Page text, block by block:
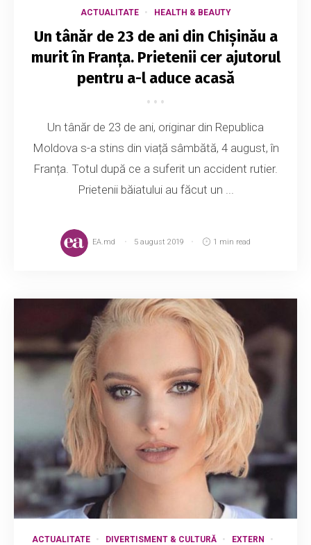
ACTUALITATE HEALTH & BEAUTY
Un tânăr de 23 de ani din Chișinău a
murit în Franța. Prietenii cer ajutorul
pentru a-l aduce acasă
Un tânăr de 23 de ani, originar din Republica
Moldova s-a stins din viață sâmbătă, 4 august, în
Franța. Totul după ce a suferit un accident rutier.
Prietenii băiatului au făcut un ...
EA.md 5 august 2019 1 min read
ACTUALITATE DIVERTISMENT & CULTURĂ
EXTERN